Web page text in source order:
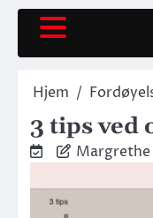
Hjem
3 tips ved
Margrethe